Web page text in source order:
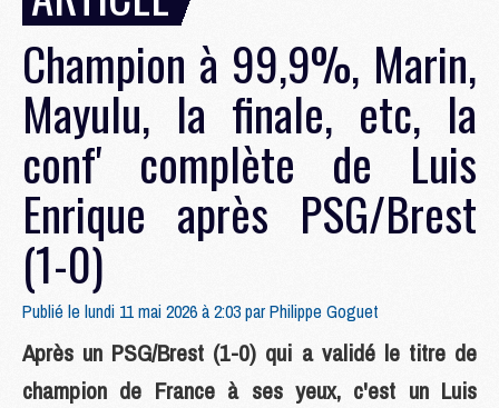
Champion à 99,9%, Marin,
Mayulu, la finale, etc, la
conf' complète de Luis
Enrique après PSG/Brest
(1-0)
Publié le lundi 11 mai 2026 à 2:03 parPhilippe Goguet
Après un PSG/Brest (1-0) qui a validé le titre de
champion de France à ses yeux, c'est un Luis